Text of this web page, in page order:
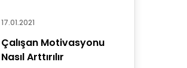
17.01.2021
Çalışan Motivasyonu
Nasıl Arttırılır